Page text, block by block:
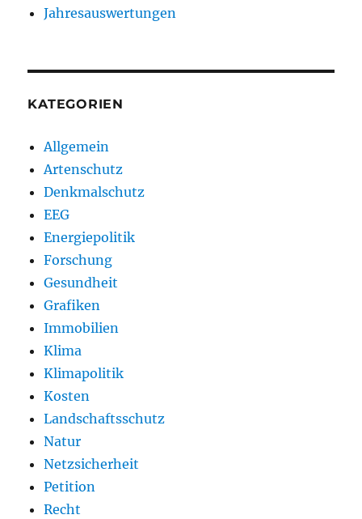
Jahresauswertungen
KATEGORIEN
Allgemein
Artenschutz
Denkmalschutz
EEG
Energiepolitik
Forschung
Gesundheit
Grafiken
Immobilien
Klima
Klimapolitik
Kosten
Landschaftsschutz
Natur
Netzsicherheit
Petition
Recht